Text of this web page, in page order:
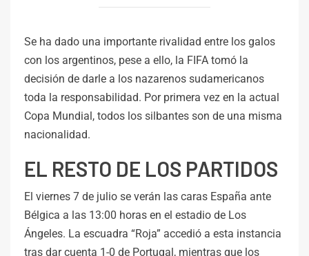
Se ha dado una importante rivalidad entre los galos
con los argentinos, pese a ello, la FIFA tomó la
decisión de darle a los nazarenos sudamericanos
toda la responsabilidad. Por primera vez en la actual
Copa Mundial, todos los silbantes son de una misma
nacionalidad.
EL RESTO DE LOS PARTIDOS
El viernes 7 de julio se verán las caras España ante
Bélgica a las 13:00 horas en el estadio de Los
Ángeles. La escuadra “Roja” accedió a esta instancia
tras dar cuenta 1-0 de Portugal, mientras que los